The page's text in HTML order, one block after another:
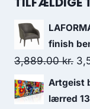
finish
3,889.00kr.
Artgeist
lærred